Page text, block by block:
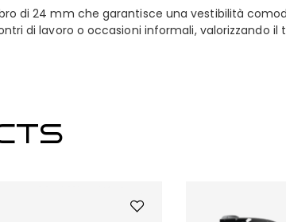
di 24 mm che garantisce una vestibilità
di lavoro o occasioni informali, valorizzando il